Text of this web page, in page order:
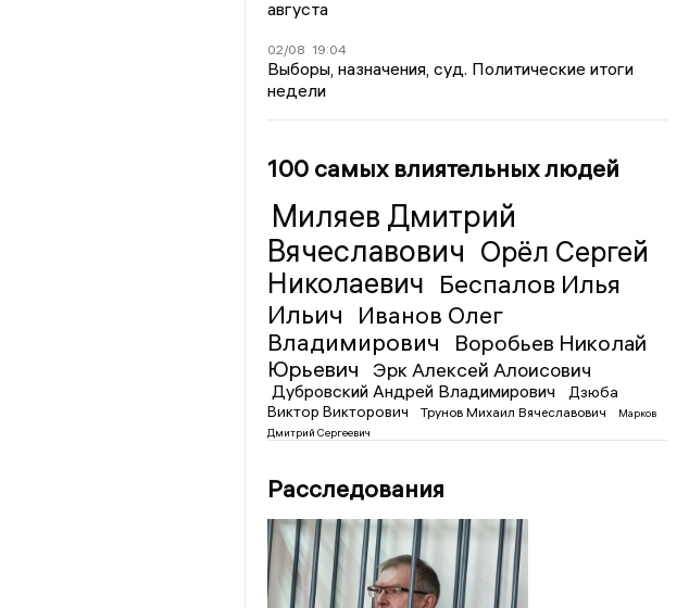
августа
02/08 19:04
Выборы, назначения, суд. Политические итоги
недели
100 самых влиятельных людей
Миляев Дмитрий
Вячеславович Орёл Сергей
Николаевич Беспалов Илья
Ильич
Иванов Олег
Владимирович
Воробьев Николай
Юрьевич
Эрк Алексей Алоисович
Дубровский Андрей Владимирович
Дзюба
Виктор Викторович
Трунов Михаил Вячеславович
Марков
Дмитрий Сергеевич
Расследования